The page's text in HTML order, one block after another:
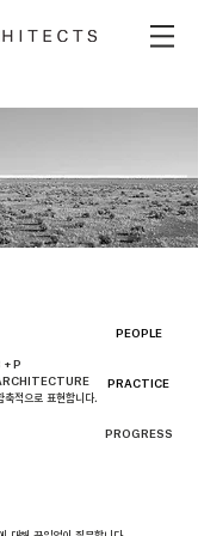
PEOPLE
PRACTICE
PROGRESS
+ P
축적으로 표현합니다.